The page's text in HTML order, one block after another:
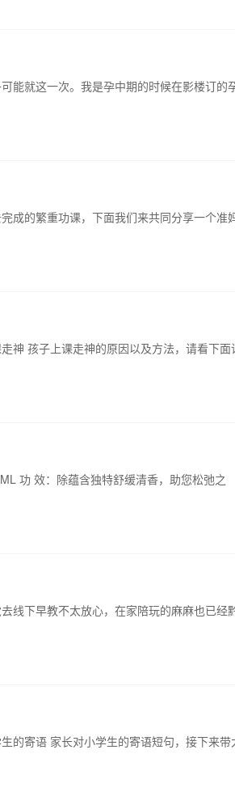
能就这一次。我是孕中期的时候在影楼订的
成的繁重功课，下面我们来共同分享一个准
神 孩子上课走神的原因以及方法，请看下面
功 效：除蕴含独特舒缓清香，助您松弛之
线下早教不太放心，在家陪玩的麻麻也已经
的寄语 家长对小学生的寄语短句，接下来带